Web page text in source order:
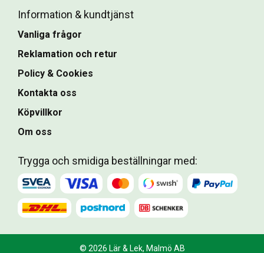
Information & kundtjänst
Vanliga frågor
Reklamation och retur
Policy & Cookies
Kontakta oss
Köpvillkor
Om oss
Trygga och smidiga beställningar med:
© 2026 Lär & Lek, Malmö AB